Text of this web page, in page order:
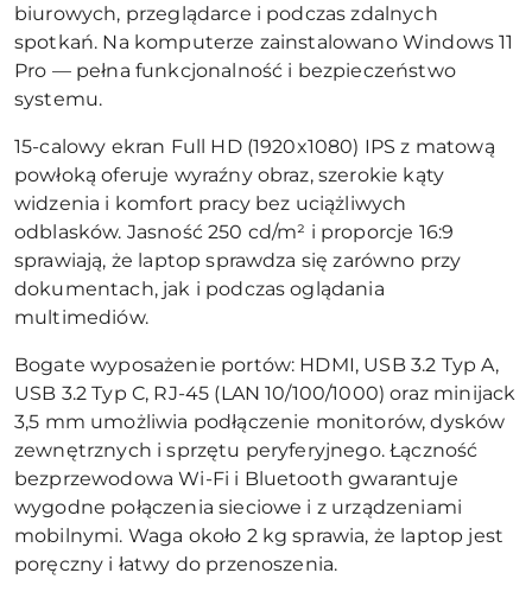
biurowych, przeglądarce i podczas zdalnych
spotkań. Na komputerze zainstalowano Windows 11
Pro — pełna funkcjonalność i bezpieczeństwo
systemu.
15-calowy ekran Full HD (1920x1080) IPS z matową
powłoką oferuje wyraźny obraz, szerokie kąty
widzenia i komfort pracy bez uciążliwych
odblasków. Jasność 250 cd/m² i proporcje 16:9
sprawiają, że laptop sprawdza się zarówno przy
dokumentach, jak i podczas oglądania
multimediów.
Bogate wyposażenie portów: HDMI, USB 3.2 Typ A,
USB 3.2 Typ C, RJ-45 (LAN 10/100/1000) oraz minijack
3,5 mm umożliwia podłączenie monitorów, dysków
zewnętrznych i sprzętu peryferyjnego. Łączność
bezprzewodowa Wi-Fi i Bluetooth gwarantuje
wygodne połączenia sieciowe i z urządzeniami
mobilnymi. Waga około 2 kg sprawia, że laptop jest
poręczny i łatwy do przenoszenia.